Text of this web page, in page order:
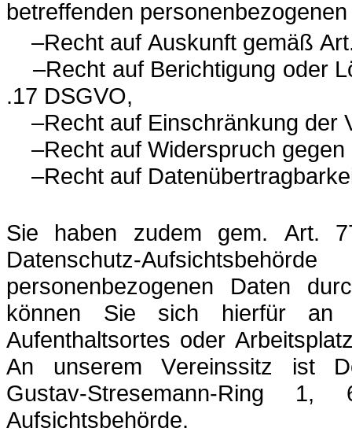
betreffenden
–Recht auf Auskunft gemäß
–Recht auf Berichtigung oder
.17 DSGVO,
–Recht auf Einschränkung der
–Recht auf Widerspruch
–Recht auf
Sie haben zudem gem. Art.
Datenschutz-
personenbezogenen Daten
können Sie sich hierfür an
Aufenthaltsortes oder
An unserem Vereinssitz ist
Gustav-Stresemann-Ring
Aufsichtsbehörde.